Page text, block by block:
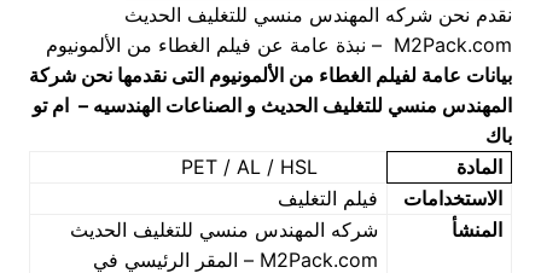
نقدم نحن شركه المهندس منسي للتغليف الحديث
M2Pack.com – نبذة عامة عن فيلم الغطاء من الألمونيوم
بيانات عامة لفيلم الغطاء من الألمونيوم التى نقدمها نحن شركة
المهندس منسي للتغليف الحديث و الصناعات الهندسيه – ام تو
باك
المادة
الاستخدامات
فيلم التغليف
المنشأ
شركه المهندس منسي للتغليف الحديث
M2Pack.com – المقر الرئيسي في